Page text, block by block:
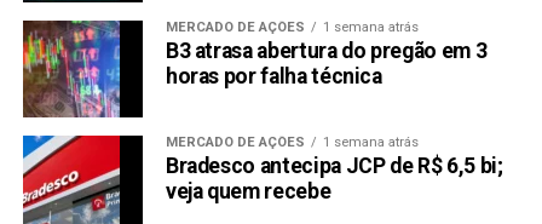
MERCADO DE AÇÕES 1 semana atrás
B3 atrasa abertura do pregão em 3
horas por falha técnica
MERCADO DE AÇÕES 1 semana atrás
Bradesco antecipa JCP de R$ 6,5 bi;
veja quem recebe